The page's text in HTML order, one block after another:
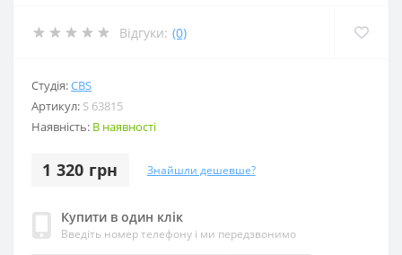
Відгуки: (0)
Студія:CBS
Артикул: S 63815
Наявність: В наявності
1 320 грн Знайшли дешевше?
Купити в один клік
Введіть номер телефону і ми передзвонимо